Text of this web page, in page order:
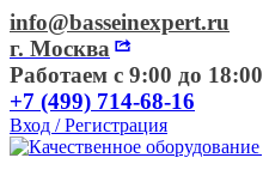
info@basseinexpert.ru
г. Москва
Работаем с 9:00 до 18:00
+7 (499) 714-68-16
Вход / Регистрация